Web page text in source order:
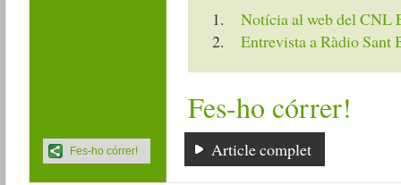
Notícia al web del CNL
Entrevista a Ràdio Sant
Fes-ho córrer!
Article complet
Fes-ho córrer!